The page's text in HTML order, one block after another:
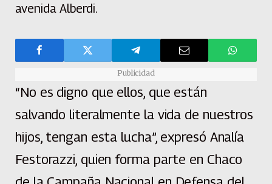
avenida Alberdi.
Publicidad
“No es digno que ellos, que están
salvando literalmente la vida de nuestros
hijos, tengan esta lucha”, expresó Analía
Festorazzi, quien forma parte en Chaco